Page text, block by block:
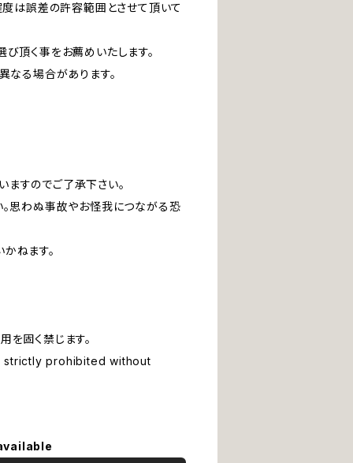
度は誤差の許容範囲とさせて頂いて
頂く事をお薦めいたします。
なる場合があります。
すのでご了承下さい。
。思わぬ事故やお怪我につながる恐
ねます。
固く禁じます。
prohibited without